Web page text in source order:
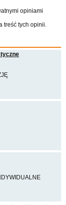
opiniami
treść tych opinii.